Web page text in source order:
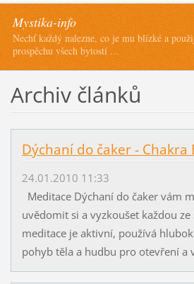
Mystika-info
Nechť každý nalezne, co je mu blízké a
prospěchu všech bytostí ...
Archiv článků
Dýchaní do čaker - Chakra
24.01.2010 11:33
Meditace Dýchaní do čaker vám
uvědomit si a vyzkoušet každou ze
meditace je aktivní, používá
pohyb těla a hudbu pro otevření a